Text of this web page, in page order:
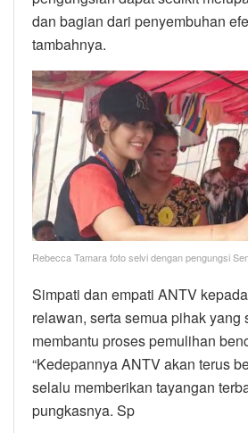
dan bagian dari penyembuhan
tambahnya.
Rebecca Tamara foto selvi dengan pengungsi
Simpati dan empati ANTV
relawan, serta semua pihak yang
membantu proses pemulihan
“Kedepannya ANTV akan terus
selalu memberikan tayangan
pungkasnya. Sp